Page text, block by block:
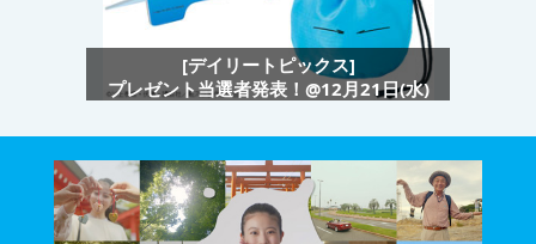
[デイリートピックス]
プレゼント当選者発表！@12月21日(水)